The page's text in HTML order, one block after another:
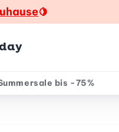
🍋
bis -75%